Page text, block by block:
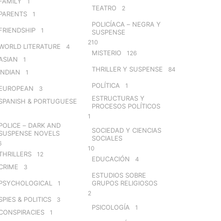
1
1
LITERATURE 4
1
1
3
& PORTUGUESE
– DARK AND
NOVELS
12
3
1
& POLITICS 3
1
TEATRO 2
POLICÍACA – NEGRA Y
SUSPENSE
210
MISTERIO 126
THRILLER Y SUSPENSE 84
POLÍTICA 1
ESTRUCTURAS Y
PROCESOS POLÍTICOS
1
SOCIEDAD Y CIENCIAS
SOCIALES
10
EDUCACIÓN 4
ESTUDIOS SOBRE
GRUPOS RELIGIOSOS
2
PSICOLOGÍA 1